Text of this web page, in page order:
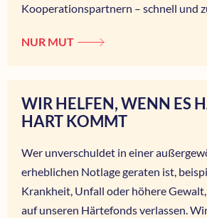
Kooperationspartnern – schnell und
NUR MUT
WIR HELFEN, WENN ES
HART KOMMT
Wer unverschuldet in einer
erheblichen Notlage geraten ist,
Krankheit, Unfall oder höhere
auf unseren Härtefonds verlassen.